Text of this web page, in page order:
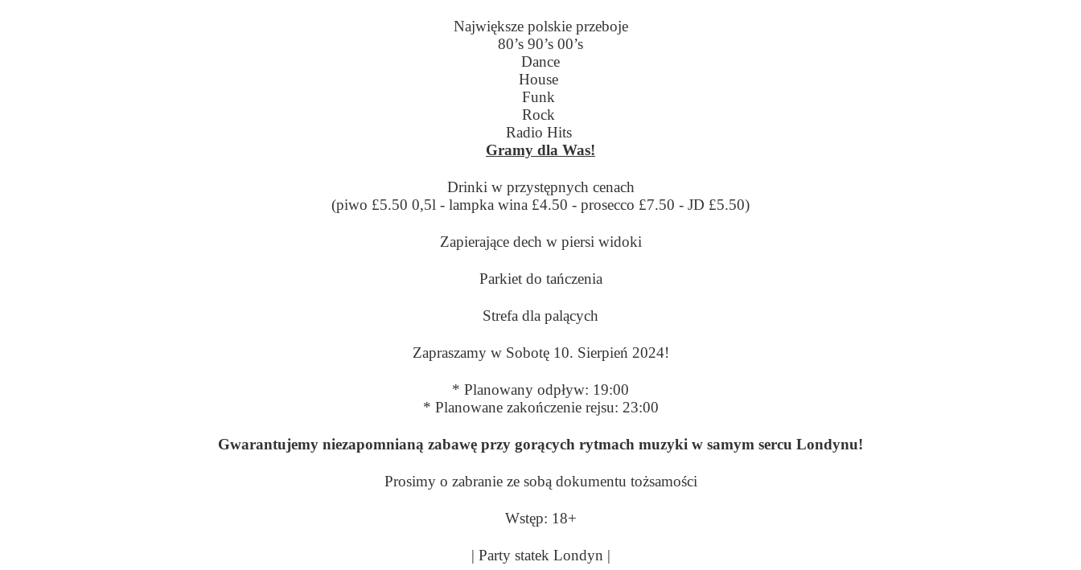
Największe polskie przeboje
80’s 90’s 00’s
Dance
House
Funk
Rock
Radio Hits
Gramy dla Was!
Drinki w przystępnych cenach
(piwo £5.50 0,5l - lampka wina £4.50 - prosecco £7.50 - JD £5.50)
Zapierające dech w piersi widoki
Parkiet do tańczenia
Strefa dla palących
Zapraszamy w Sobotę 10. Sierpień 2024!
* Planowany odpływ: 19:00
* Planowane zakończenie rejsu: 23:00
Gwarantujemy niezapomnianą zabawę przy gorących rytmach muzyki w samym sercu Londynu!
Prosimy o zabranie ze sobą dokumentu tożsamości
Wstęp: 18+
| Party statek Londyn |